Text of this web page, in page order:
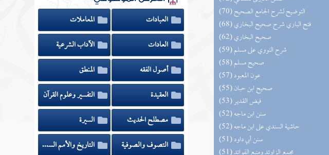
(70) التوضيح لشرح الجامع الصحيح
(68) فتح الباري شرح صحيح البخاري
(62) صحيح البخاري
(59) شرح النووي على مسلم
(58) صحيح مسلم
(57) عون المعبود
(55) صحيح ابن حبان
(53) فيض القدير
(52) سنن ابن ماجه
(52) حاشية السندي على ابن ماجه
(51) سنن أبي داود
العبادات
المعاملات
العادات
الآداب الشرعية
أصول الفقه
المنطق
العقيدة
التفسير وعلوم القرآن
مصطلح الحديث
السيرة
التصوف والصوفية
التاريخ والأمم السابقة